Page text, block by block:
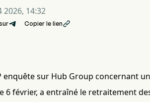
2026, 14:32
Copier le lien
enquête sur Hub Group concernant
6 février, a entraîné le retraitement